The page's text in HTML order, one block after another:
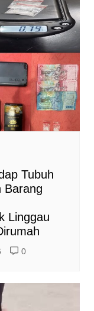
Tubuh
Barang
Linggau
0